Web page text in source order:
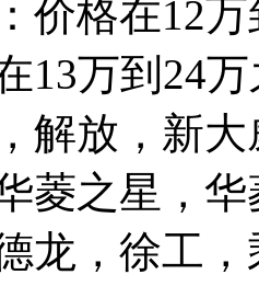
价格在12
13万到24
解放，新
菱之星，
龙，徐工